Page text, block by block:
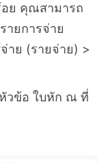
อย คุณสามารถ
ยการจ่าย
าย (รายจ่าย) >
วข้อ ใบหัก ณ ที่